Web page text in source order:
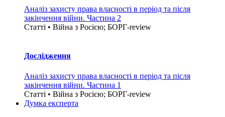
Аналіз захисту права власності в період та після
закінчення війни. Частина 2
Статті • Війна з Росією; БОРГ-review
Дослідження
Аналіз захисту права власності в період та після
закінчення війни. Частина 1
Статті • Війна з Росією; БОРГ-review
Думка експерта